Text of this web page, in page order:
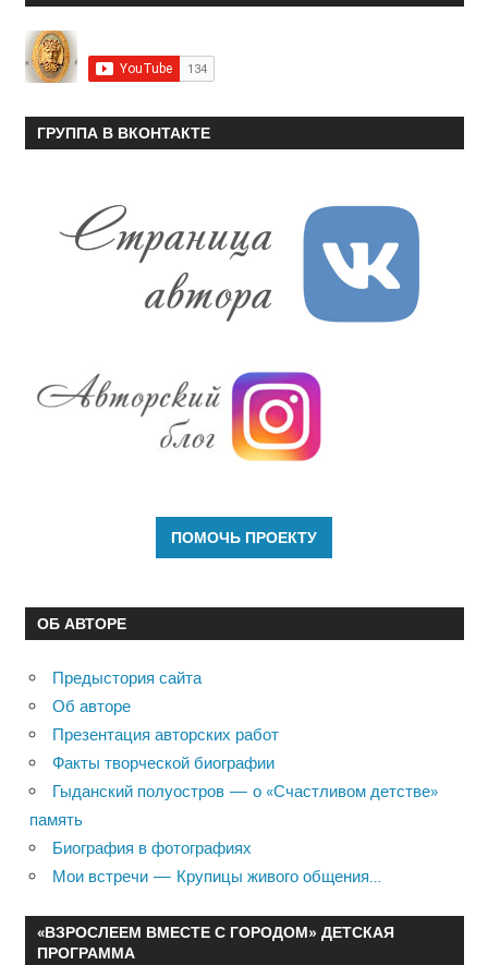
ГРУППА В ВКОНТАКТЕ
ОБ АВТОРЕ
Предыстория сайта
Об авторе
Презентация авторских работ
Факты творческой биографии
Гыданский полуостров — о «Счастливом детстве»
память
Биография в фотографиях
Мои встречи — Крупицы живого общения…
«ВЗРОСЛЕЕМ ВМЕСТЕ С ГОРОДОМ» ДЕТСКАЯ
ПРОГРАММА